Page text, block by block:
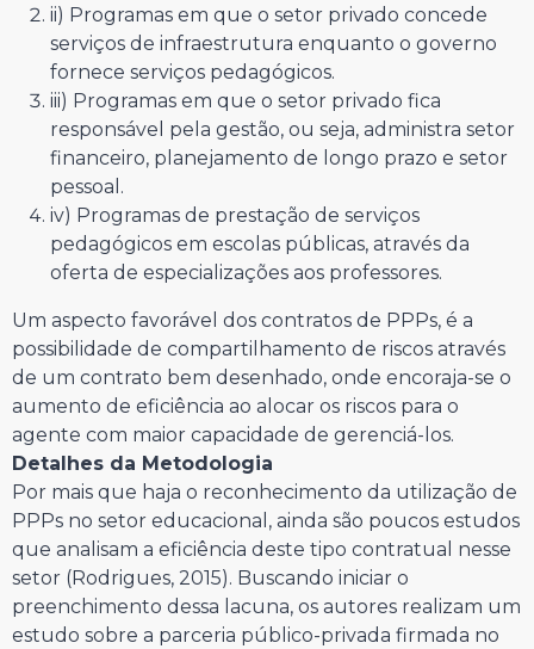
ii) Programas em que o setor privado concede
serviços de infraestrutura enquanto o governo
fornece serviços pedagógicos.
iii) Programas em que o setor privado fica
responsável pela gestão, ou seja, administra setor
financeiro, planejamento de longo prazo e setor
pessoal.
iv) Programas de prestação de serviços
pedagógicos em escolas públicas, através da
oferta de especializações aos professores.
Um aspecto favorável dos contratos de PPPs, é a
possibilidade de compartilhamento de riscos através
de um contrato bem desenhado, onde encoraja-se o
aumento de eficiência ao alocar os riscos para o
agente com maior capacidade de gerenciá-los.
Detalhes da Metodologia
Por mais que haja o reconhecimento da utilização de
PPPs no setor educacional, ainda são poucos estudos
que analisam a eficiência deste tipo contratual nesse
setor (Rodrigues, 2015). Buscando iniciar o
preenchimento dessa lacuna, os autores realizam um
estudo sobre a parceria público-privada firmada no